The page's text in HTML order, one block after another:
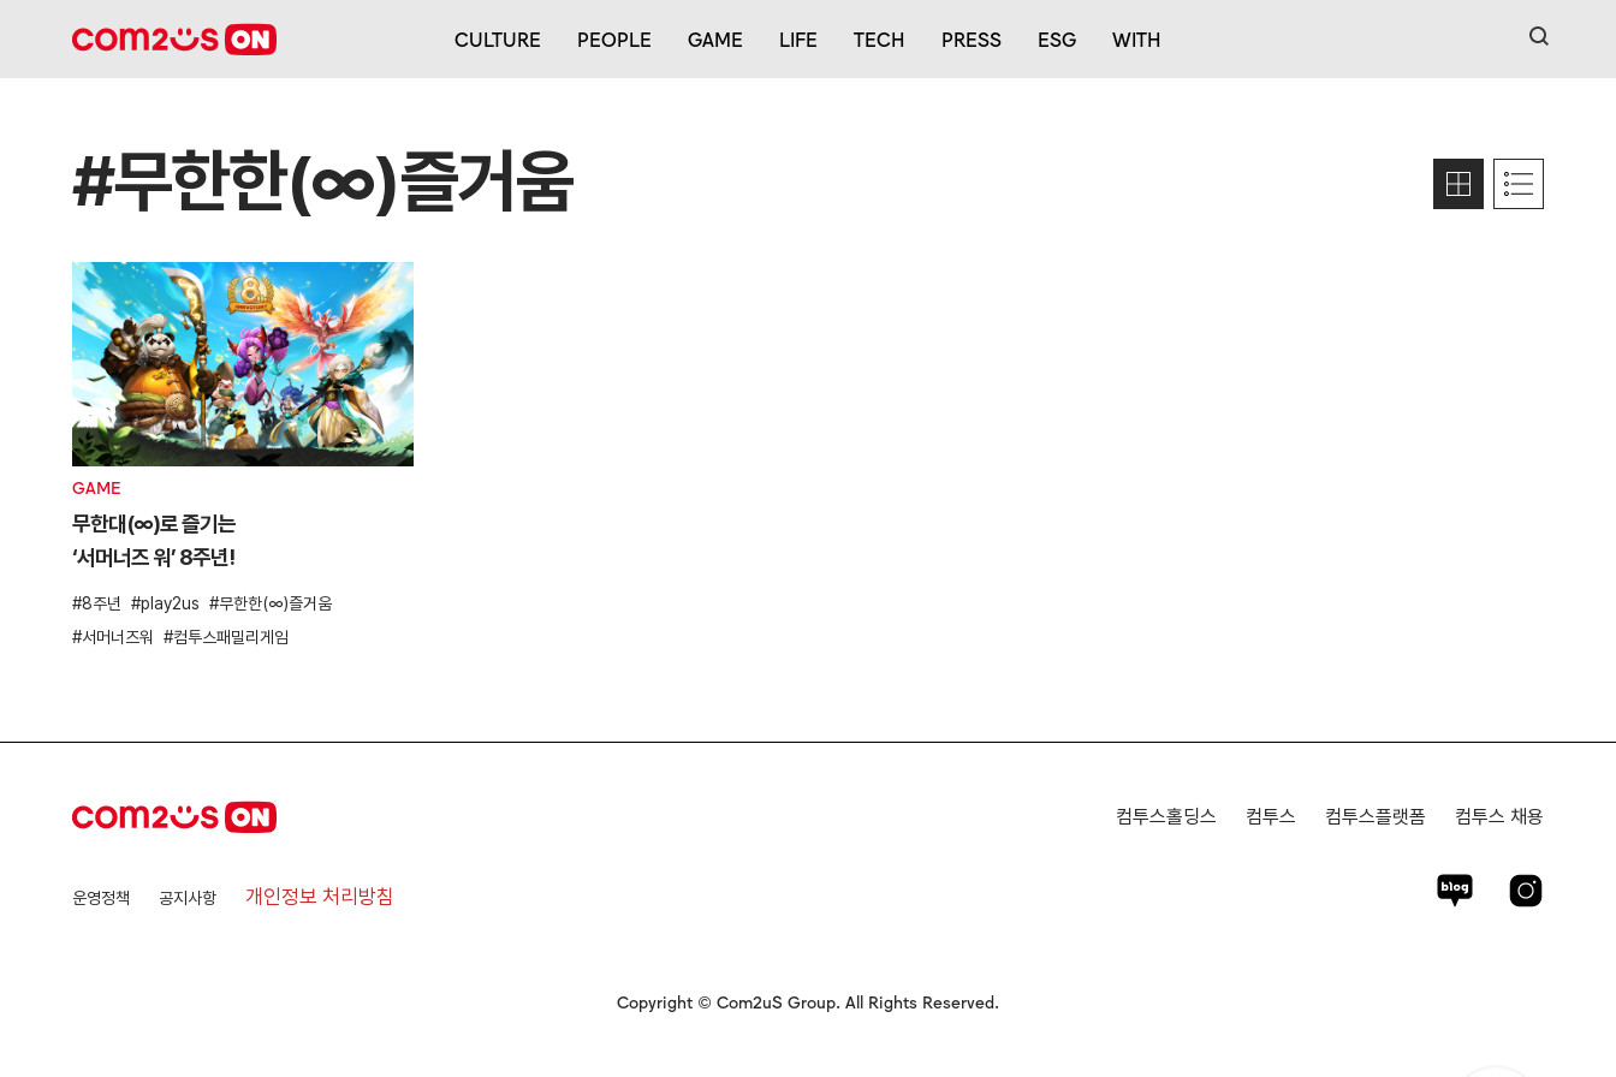
CULTURE PEOPLE GAME LIFE TECH PRESS ESG WITH 검색
#무한한(∞)즐거움
GAME
무한대(∞)로 즐기는
‘서머너즈 워’ 8주년!
8주년 play2us
무한한(∞)즐거움
서머너즈워
컴투스패밀리게임
운영정책 공지사항 개인정보 처리방침
컴투스홀딩스 컴투스 컴투스플랫폼 컴투스 채용
Copyright © Com2uS Group. All Rights Reserved.